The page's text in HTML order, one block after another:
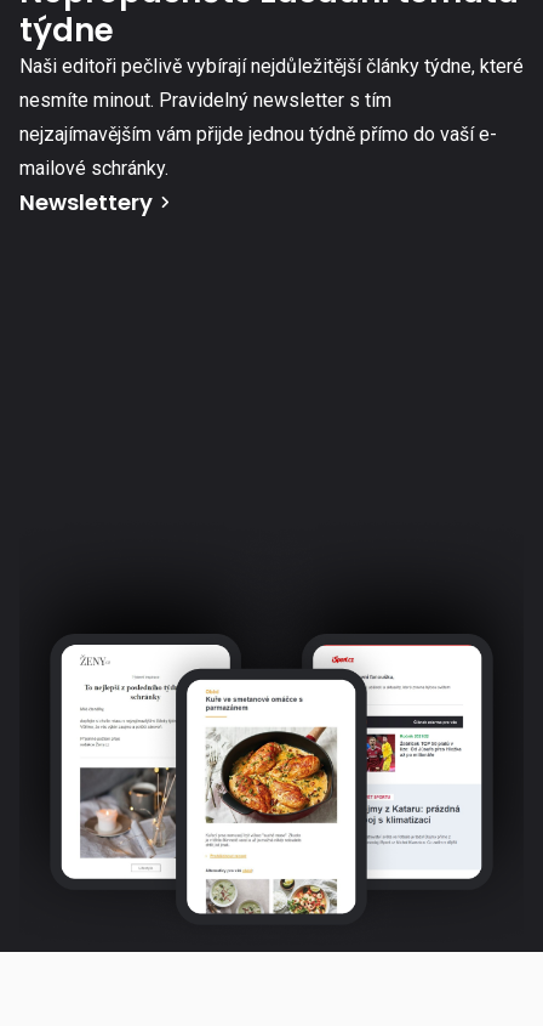
týdne
Naši editoři pečlivě vybírají nejdůležitější články týdne, které
nesmíte minout. Pravidelný newsletter s tím
nejzajímavějším vám přijde jednou týdně přímo do vaší e-
mailové schránky.
Newslettery